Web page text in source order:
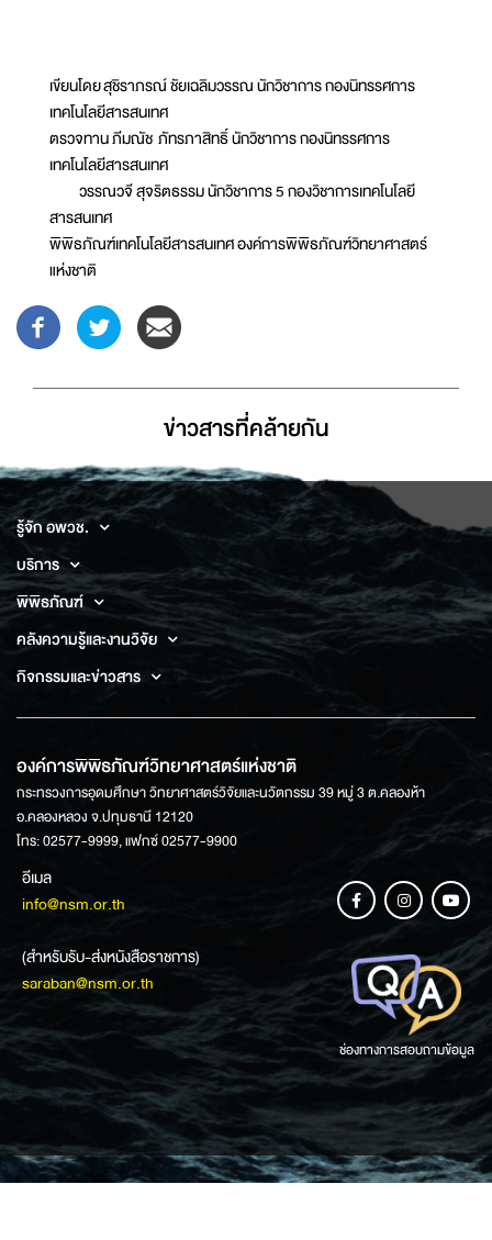
เขียนโดย สุชิราภรณ์ ชัยเฉลิมวรรณ นักวิชาการ กองนิทรรศการ
เทคโนโลยีสารสนเทศ
ตรวจทาน ภีมณัช ภัทรภาสิทธิ์ นักวิชาการ กองนิทรรศการ
เทคโนโลยีสารสนเทศ
วรรณวจี สุจริตธรรม นักวิชาการ 5 กองวิชาการเทคโนโลยี
สารสนเทศ
พิพิธภัณฑ์เทคโนโลยีสารสนเทศ องค์การพิพิธภัณฑ์วิทยาศาสตร์
แห่งชาติ
ข่าวสารที่่คล้ายกัน
รู้จัก อพวช.
บริการ
พิพิธภัณฑ์
คลังความรู้และงานวิจัย
กิจกรรมและข่าวสาร
องค์การพิพิธภัณฑ์วิทยาศาสตร์แห่งชาติ
กระทรวงการอุดมศึกษา วิทยาศาสตร์วิจัยและนวัตกรรม 39 หมู่ 3 ต.คลองห้า
อ.คลองหลวง จ.ปทุมธานี 12120
โทร: 02577-9999, แฟกซ์ 02577-9900
อีเมล
info@nsm.or.th
(สำหรับรับ-ส่งหนังสือราชการ)
saraban@nsm.or.th
ช่องทางการสอบถามข้อมูล